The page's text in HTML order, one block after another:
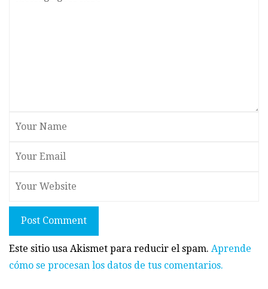
Post Comment
Este sitio usa Akismet para reducir el spam. Aprende
cómo se procesan los datos de tus comentarios.